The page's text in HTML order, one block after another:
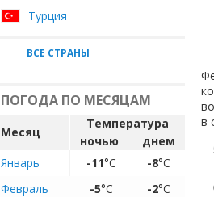
Турция
ВСЕ СТРАНЫ
ПОГОДА ПО МЕСЯЦАМ
Месяц
Температура
ночью
днем
Январь
-11°C -8°C
Февраль
-5°C -2°C
в